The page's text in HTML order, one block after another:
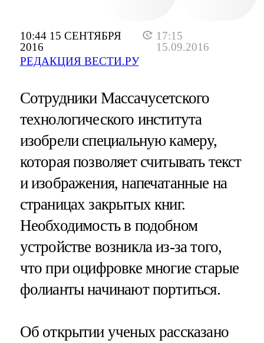
10:44 15 СЕНТЯБРЯ
2016
17:15
15.09.2016
РЕДАКЦИЯ ВЕСТИ.РУ
Сотрудники Массачусетского
технологического института
изобрели специальную камеру,
которая позволяет считывать текст
и изображения, напечатанные на
страницах закрытых книг.
Необходимость в подобном
устройстве возникла из-за того,
что при оцифровке многие старые
фолианты начинают портиться.
Об открытии ученых рассказано